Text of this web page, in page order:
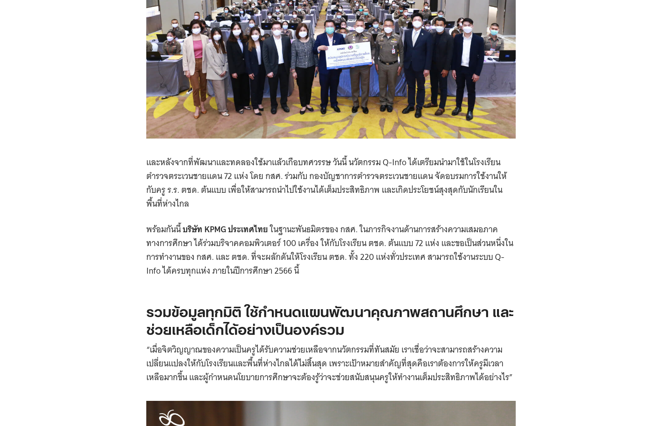
และหลังจากที่พัฒนาและทดลองใช้มาแล้วเกือบทศวรรษ วันนี้ นวัตกรรม Q-Info ได้เตรียมนำมาใช้ในโรงเรียน
ตำรวจตระเวนชายแดน 72 แห่ง โดย กสศ. ร่วมกับ กองบัญชาการตำรวจตระเวนชายแดน จัดอบรมการใช้งานให้
กับครู ร.ร. ตชด. ต้นแบบ เพื่อให้สามารถนำไปใช้งานได้เต็มประสิทธิภาพ และเกิดประโยชน์สุงสุดกับนักเรียนใน
พื้นที่ห่างไกล
พร้อมกันนี้บริษัท KPMG ประเทศไทยในฐานะพันธมิตรของ กสศ. ในภารกิจงานด้านการสร้างความเสมอภาค
ทางการศึกษา ได้ร่วมบริจาคคอมพิวเตอร์ 100 เครื่อง ให้กับโรงเรียน ตชด. ต้นแบบ 72 แห่ง และขอเป็นส่วนหนึ่งใน
การทำงานของ กสศ. และ ตชด. ที่จะผลักดันให้โรงเรียน ตชด. ทั้ง 220 แห่งทั่วประเทศ สามารถใช้งานระบบ Q-
Info ได้ครบทุกแห่ง ภายในปีการศึกษา 2566 นี้
รวมข้อมูลทุกมิติ ใช้กำหนดแผนพัฒนาคุณภาพสถานศึกษา และ
ช่วยเหลือเด็กได้อย่างเป็นองค์รวม
“เมื่อจิตวิญญาณของความเป็นครูได้รับความช่วยเหลือจากนวัตกรรมที่ทันสมัย เราเชื่อว่าจะสามารถสร้างความ
เปลี่ยนแปลงให้กับโรงเรียนและพื้นที่ห่างไกลได้ไม่สิ้นสุด เพราะเป้าหมายสำคัญที่สุดคือเราต้องการให้ครูมีเวลา
เหลือมากขึ้น และผู้กำหนดนโยบายการศึกษาจะต้องรู้ว่าจะช่วยสนับสนุนครูให้ทำงานเต็มประสิทธิภาพได้อย่างไร”